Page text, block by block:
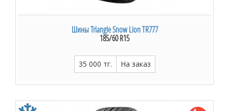
Шины Triangle Snow Lion TR777
185/60 R15
35 000 тг. На заказ